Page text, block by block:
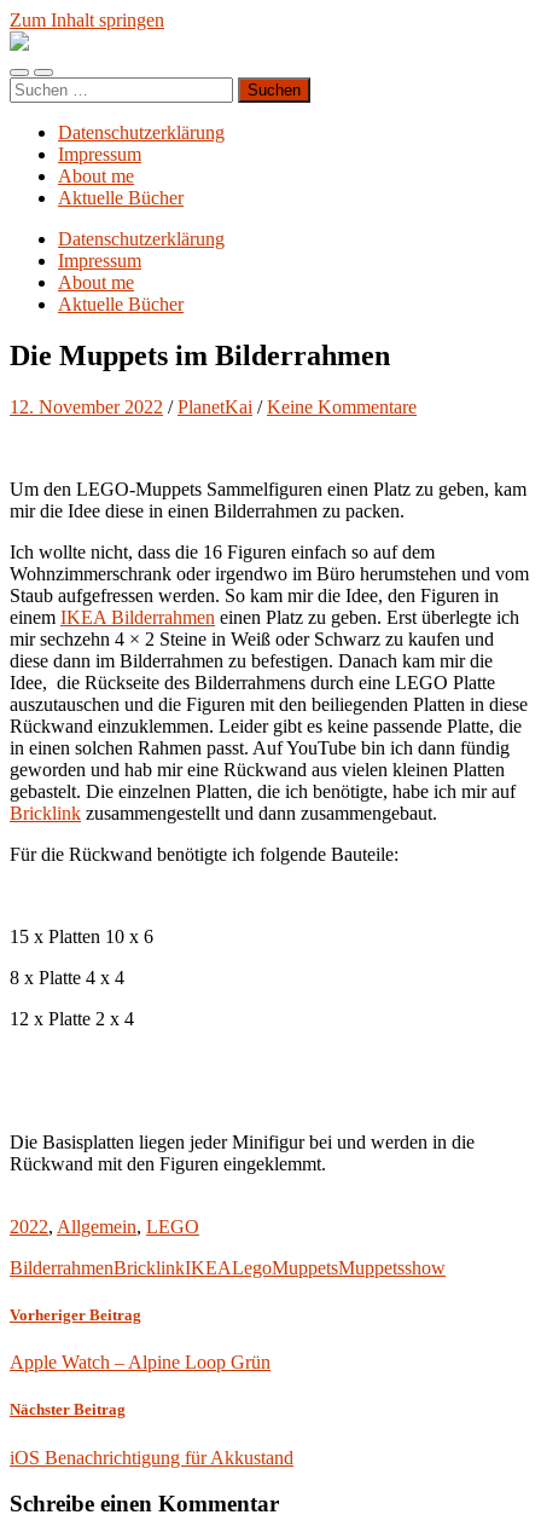
Zum Inhalt springen
Blog.Planet-
Mobile-
Menü
Suchfeld
ein-/ausblenden
Suchen
nach:
Datenschutzerklärung
Impressum
About me
Aktuelle Bücher
Datenschutzerklärung
Impressum
About me
Aktuelle Bücher
Die Muppets im Bilderrahmen
12. November 2022 /PlanetKai /Keine Kommentare
Um den LEGO-Muppets Sammelfiguren einen Platz zu geben, kam
mir die Idee diese in einen Bilderrahmen zu packen.
Ich wollte nicht, dass die 16 Figuren einfach so auf dem
Wohnzimmerschrank oder irgendwo im Büro herumstehen und vom
Staub aufgefressen werden. So kam mir die Idee, den Figuren in
einem IKEA Bilderrahmen einen Platz zu geben. Erst überlegte ich
mir sechzehn 4 × 2 Steine in Weiß oder Schwarz zu kaufen und
diese dann im Bilderrahmen zu befestigen. Danach kam mir die
Idee, die Rückseite des Bilderrahmens durch eine LEGO Platte
auszutauschen und die Figuren mit den beiliegenden Platten in diese
Rückwand einzuklemmen. Leider gibt es keine passende Platte, die
in einen solchen Rahmen passt. Auf YouTube bin ich dann fündig
geworden und hab mir eine Rückwand aus vielen kleinen Platten
gebastelt. Die einzelnen Platten, die ich benötigte, habe ich mir auf
Bricklink zusammengestellt und dann zusammengebaut.
Für die Rückwand benötigte ich folgende Bauteile:
15 x Platten 10 x 6
8 x Platte 4 x 4
12 x Platte 2 x 4
Die Basisplatten liegen jeder Minifigur bei und werden in die
Rückwand mit den Figuren eingeklemmt.
2022, Allgemein, LEGO
BilderrahmenBricklinkIKEALegoMuppetsMuppetsshow
Vorheriger Beitrag
Apple Watch – Alpine Loop Grün
Nächster Beitrag
iOS Benachrichtigung für Akkustand
Schreibe einen Kommentar